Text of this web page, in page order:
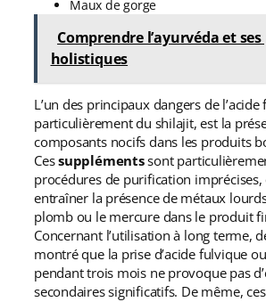
Maux de gorge
Comprendre l’ayurvéda et
holistiques
L’un des principaux dangers de
particulièrement du shilajit, est la
composants nocifs dans les produits
Cessupplémentssont
procédures de purification
entraîner la présence de métaux
plomb ou le mercure dans le produit
Concernant l’utilisation à long terme,
montré que la prise d’acide fulvique
pendant trois mois ne provoque pas
secondaires significatifs. De même,